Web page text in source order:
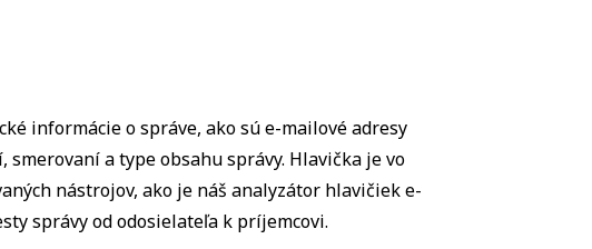
informácie o správe, ako sú e-mailové adresy
a type obsahu správy. Hlavička je vo
nástrojov, ako je náš analyzátor hlavičiek e-
správy od odosielateľa k príjemcovi.